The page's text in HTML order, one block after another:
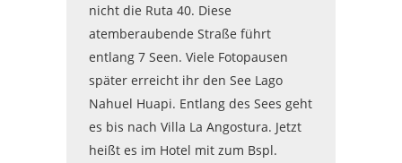
nicht die Ruta 40. Diese
atemberaubende Straße führt
entlang 7 Seen. Viele Fotopausen
später erreicht ihr den See Lago
Nahuel Huapi. Entlang des Sees geht
es bis nach Villa La Angostura. Jetzt
heißt es im Hotel mit zum Bspl.